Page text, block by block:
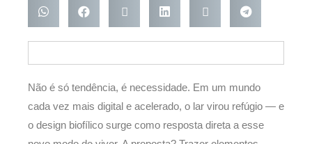
Não é só tendência, é necessidade. Em um mundo
cada vez mais digital e acelerado, o lar virou refúgio — e
o design biofílico surge como resposta direta a esse